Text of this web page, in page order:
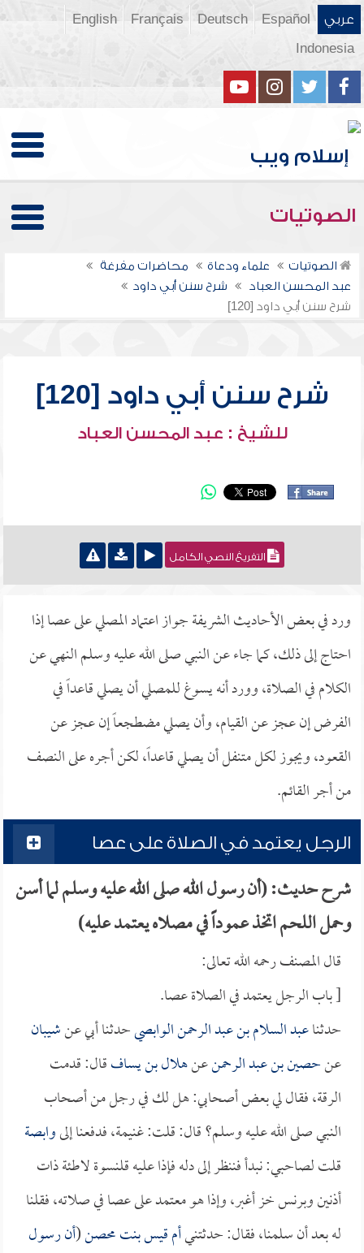
عربي Español
Deutsch
Français
English
Indonesia
الصوتيات
الصوتيات علماء ودعاة
محاضرات مفرغة
عبد المحسن العباد
شرح سنن أبي داود
شرح سنن أبي داود [120]
شرح سنن أبي داود [120]
للشيخ : عبد المحسن العباد
التفريغ النصي الكامل
ورد في بعض الأحاديث الشريفة جواز اعتماد المصلي على عصا إذا
احتاج إلى ذلك، كما جاء عن النبي صلى الله عليه وسلم النهي عن
الكلام في الصلاة، وورد أنه يسوغ للمصلي أن يصلي قاعداً في
الفرض إن عجز عن القيام، وأن يصلي مضطجعاً إن عجز عن
القعود، ويجوز لكل متنفل أن يصلي قاعداً، لكن أجره على النصف
من أجر القائم.
الرجل يعتمد في الصلاة على عصا
شرح حديث: (أن رسول الله صلى الله عليه وسلم لما أسن
وحمل اللحم اتخذ عموداً في مصلاه يعتمد عليه)
قال المصنف رحمه الله تعالى:
[ باب الرجل يعتمد في الصلاة عصا.
حدثناعبد السلام بن عبد الرحمن الوابصيحدثنا أبي عنشيبان
عنحصين بن عبد الرحمنعنهلال بن يسافقال: قدمت
الرقة، فقال لي بعض أصحابي: هل لك في رجل من أصحاب
النبي صلى الله عليه وسلم؟ قال: قلت: غنيمة، فدفعنا إلىوابصة
قلت لصاحبي: نبدأ فننظر إلى دله فإذا عليه قلنسوة لاطئة ذات
أذنين وبرنس خز أغبر، وإذا هو معتمد على عصا في صلاته، فقلنا
له بعد أن سلمنا، فقال: حدثتنيأم قيس بنت محصن(أن رسول